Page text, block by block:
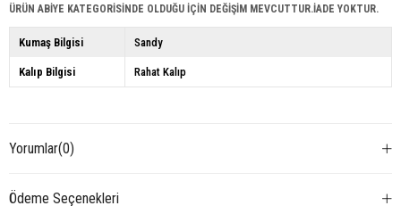
ÜRÜN ABİYE KATEGORİSİNDE OLDUĞU İÇİN DEĞİŞİM MEVCUTTUR.İADE YOKTUR.
Kumaş Bilgisi Sandy
Kalıp Bilgisi Rahat Kalıp
Yorumlar(0)
Ödeme Seçenekleri